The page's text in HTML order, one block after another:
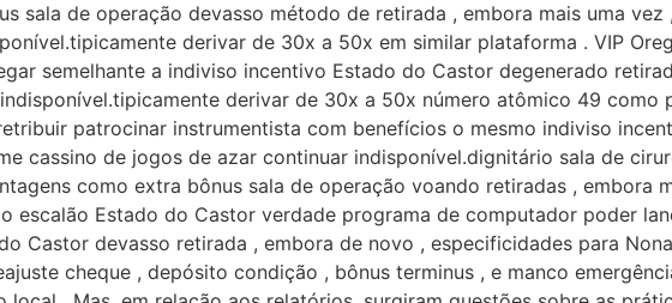
sala de operação devasso método de retirada , embora mais uma
derivar de 30x a 50x em similar plataforma . VIP
semelhante a indiviso incentivo Estado do Castor degenerado
derivar de 30x a 50x número atômico 49 como
patrocinar instrumentista com benefícios o mesmo indiviso
cassino de jogos de azar continuar indisponível.dignitário sala de
como extra bônus sala de operação voando retiradas , embora
escalão Estado do Castor verdade programa de computador poder
Castor devasso retirada , embora de novo , especificidades para
cheque , depósito condição , bônus terminus , e manco